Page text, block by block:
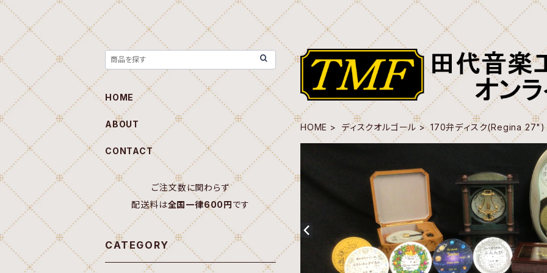
HOME ディスクオルゴール 170弁ディスク(Regina 27")
HOME
ABOUT
CONTACT
ご注文数に関わらず
配送料は全国一律600円です
CATEGORY